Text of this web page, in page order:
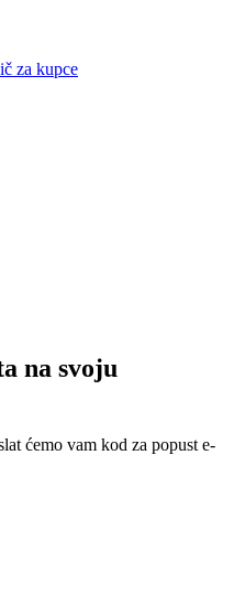
za kupce
na svoju
ćemo vam kod za popust e-